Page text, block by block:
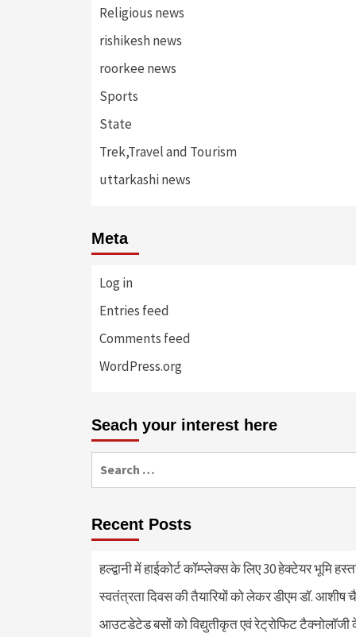
Religious news
rishikesh news
roorkee news
Sports
State
Trek,Travel and Tourism
uttarkashi news
Meta
Log in
Entries feed
Comments feed
WordPress.org
Seach your interest here
for:
Recent Posts
हल्द्वानी में हाईकोर्ट कॉम्प्लेक्स के लिए 30 हेक्टेयर भूमि
स्वतंत्रता दिवस की तैयारियों को लेकर डीएम डॉ. आशीष
आउटडेटेड बसों को विद्युतीकृत एवं रेट्रोफिट टैक्नोलाॅजी